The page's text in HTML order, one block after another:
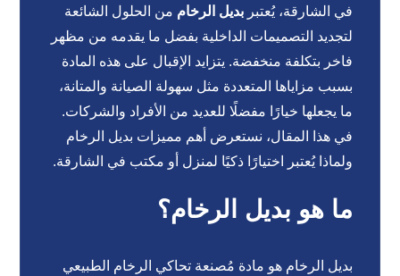
في الشارقة، يُعتبربديل الرخام من الحلول الشائعة
لتجديد التصميمات الداخلية بفضل ما يقدمه من مظهر
فاخر بتكلفة منخفضة. يتزايد الإقبال على هذه المادة
بسبب مزاياها المتعددة مثل سهولة الصيانة والمتانة،
ما يجعلها خيارًا مفضلًا للعديد من الأفراد والشركات.
في هذا المقال، نستعرض أهم مميزات بديل الرخام
ولماذا يُعتبر اختيارًا ذكيًا لمنزل أو مكتب في الشارقة.
ما هو بديل الرخام؟
بديل الرخام هو مادة مُصنعة تحاكي الرخام الطبيعي